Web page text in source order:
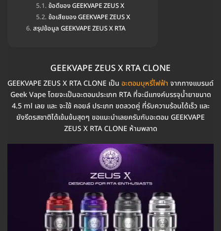
ข้อดีของ GEEKVAPE ZEUS X
ข้อเสียของ GEEKVAPE ZEUS X
สรุปข้อมูล GEEKVAPE ZEUS X RTA
GEEKVAPE ZEUS X RTA CLONE
GEEKVAPE ZEUS X RTA CLONE เป็น อะตอมบุหรี่ไฟฟ้า จากทางแบรนด์
Geek Vape โดยจะเป็นอะตอมประเภท RTA ที่จะมีแทงค์บรรจุน้ำยาขนาด
4.5 ml เลย และ จะใช้ คอยล์ ประเภท ขดลวดคู่ ที่รับความร้อนได้เร็ว และ
ยังรีดรสชาติได้เข้มข้นสุดๆ ขอแนะนำเลยครับกับอะตอม GEEKVAPE
ZEUS X RTA CLONE ห้ามพลาด